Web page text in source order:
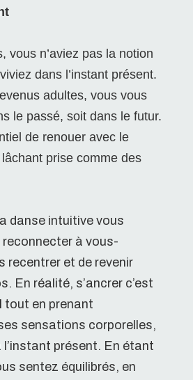
vous n’aviez pas la notion
dans l’instant présent.
adultes, vous vous
le passé, soit dans le futur.
de renouer avec le
prise comme des
danse intuitive vous
à vous-
recentrer et de revenir
En réalité, s’ancrer c’est
tout en prenant
sensations corporelles,
l’instant présent. En étant
sentez équilibrés, en